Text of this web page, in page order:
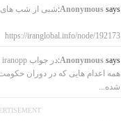
Anonymoussays: شبی از شب
https://iranglobal.info/node/192173
Anonymoussays:
همه اعدام هایی که در دوران
شده...